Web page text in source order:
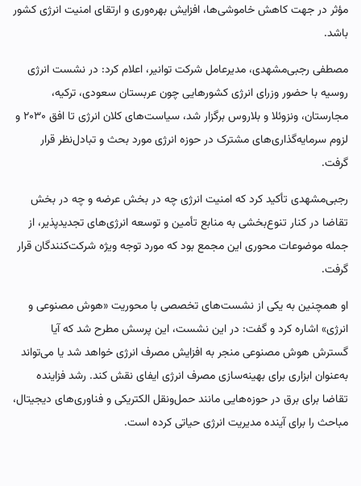
مؤثر در جهت کاهش خاموشی‌ها، افزایش بهره‌وری و ارتقای امنیت انرژی کشور
باشد.
مصطفی رجبی‌مشهدی، مدیرعامل شرکت توانیر، اعلام کرد: در نشست انرژی
روسیه با حضور وزرای انرژی کشورهایی چون عربستان سعودی، ترکیه،
مجارستان، ونزوئلا و بلاروس برگزار شد، سیاست‌های کلان انرژی تا افق ۲۰۳۰ و
لزوم سرمایه‌گذاری‌های مشترک در حوزه انرژی مورد بحث و تبادل‌نظر قرار
گرفت.
رجبی‌مشهدی تأکید کرد که امنیت انرژی چه در بخش عرضه و چه در بخش
تقاضا در کنار تنوع‌بخشی به منابع تأمین و توسعه انرژی‌های تجدیدپذیر، از
جمله موضوعات محوری این مجمع بود که مورد توجه ویژه شرکت‌کنندگان قرار
گرفت.
او همچنین به یکی از نشست‌های تخصصی با محوریت «هوش مصنوعی و
انرژی» اشاره کرد و گفت: در این نشست، این پرسش مطرح شد که آیا
گسترش هوش مصنوعی منجر به افزایش مصرف انرژی خواهد شد یا می‌تواند
به‌عنوان ابزاری برای بهینه‌سازی مصرف انرژی ایفای نقش کند. رشد فزاینده
تقاضا برای برق در حوزه‌هایی مانند حمل‌ونقل الکتریکی و فناوری‌های دیجیتال،
مباحث را برای آینده مدیریت انرژی حیاتی کرده است.